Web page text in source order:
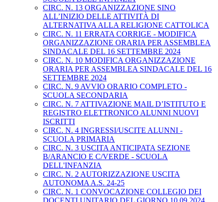
CIRC. N. 13 ORGANIZZAZIONE SINO
ALL’INIZIO DELLE ATTIVITÀ DI
ALTERNATIVA ALLA RELIGIONE CATTOLICA
CIRC. N. 11 ERRATA CORRIGE - MODIFICA
ORGANIZZAZIONE ORARIA PER ASSEMBLEA
SINDACALE DEL 16 SETTEMBRE 2024
CIRC. N. 10 MODIFICA ORGANIZZAZIONE
ORARIA PER ASSEMBLEA SINDACALE DEL 16
SETTEMBRE 2024
CIRC. N. 9 AVVIO ORARIO COMPLETO -
SCUOLA SECONDARIA
CIRC. N. 7 ATTIVAZIONE MAIL D’ISTITUTO E
REGISTRO ELETTRONICO ALUNNI NUOVI
ISCRITTI
CIRC. N. 4 INGRESSI/USCITE ALUNNI -
SCUOLA PRIMARIA
CIRC. N. 3 USCITA ANTICIPATA SEZIONE
B/ARANCIO E C/VERDE - SCUOLA
DELL'INFANZIA
CIRC. N. 2 AUTORIZZAZIONE USCITA
AUTONOMA A.S. 24-25
CIRC. N. 1 CONVOCAZIONE COLLEGIO DEI